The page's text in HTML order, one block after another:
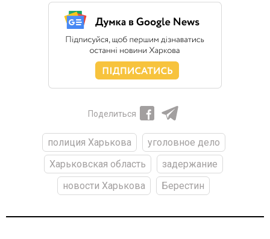
Поделиться
полиция Харькова
уголовное дело
Харьковская область
задержание
новости Харькова
Берестин